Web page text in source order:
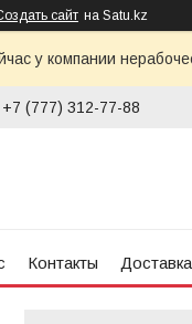
сайт на Satu.kz
у компании
+7 (777) 312-77-88
Контакты